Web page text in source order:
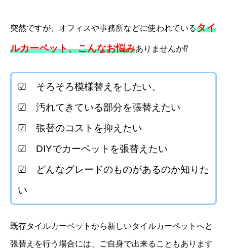
突然ですが、オフィスや事務所などに使われているタイ
ルカーペット、こんなお悩みありませんか⁉
☑ そろそろ模様替えをしたい、
☑ 汚れてきている部分を張替えたい
☑ 張替のコストを抑えたい
☑ DIYでカーペットを張替えたい
☑ どんなグレードのものがあるのか知りた
い
既存タイルカーペットから新しいタイルカーペットへと
張替えを行う場合には、ご自身で出来ることもあります